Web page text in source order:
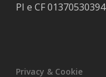
PI e CF 01370530394
Privacy & Cookie